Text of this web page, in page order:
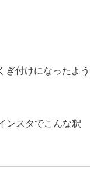
ぎ付けになったよう
ンスタでこんな釈